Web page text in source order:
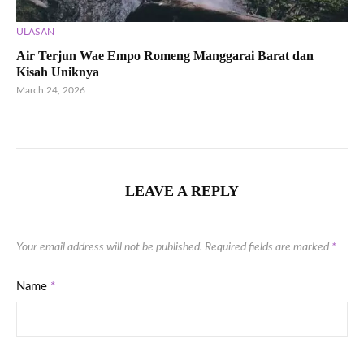
ULASAN
Air Terjun Wae Empo Romeng Manggarai Barat dan
Kisah Uniknya
March 24, 2026
LEAVE A REPLY
Your email address will not be published. Required fields are marked *
Name *